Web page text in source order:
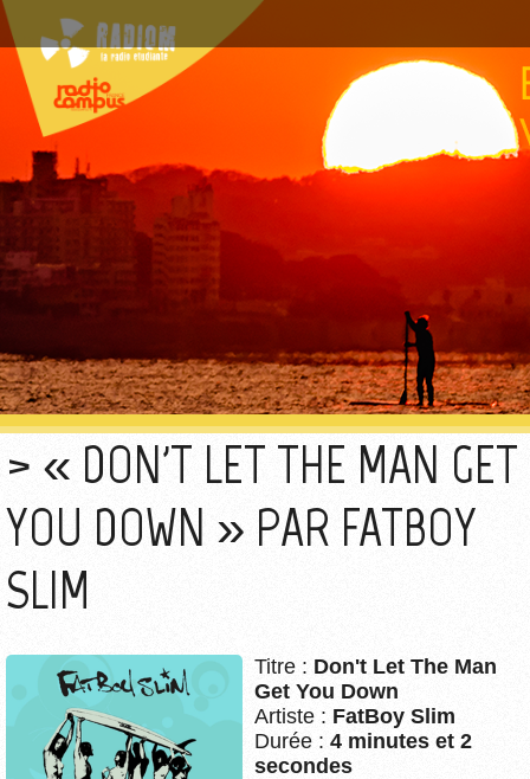
« DON'T LET THE MAN GET
YOU DOWN » PAR FATBOY
SLIM
Titre : Don't Let The Man
Get You Down
Artiste : FatBoy Slim
Durée : 4 minutes et 2
secondes